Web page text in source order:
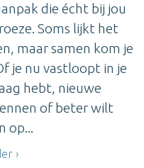
die écht bij jou
Soms lijkt het
maar samen kom je
je nu vastloopt in je
hebt, nieuwe
of beter wilt
op...